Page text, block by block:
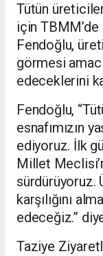
Tütün
için
Fendoğlu,
görmesi
edeceklerini
Fendoğlu,
esnafımızın
ediyoruz. İlk
Millet
sürdürüyoruz.
karşılığını
edeceğiz.”
Taziye